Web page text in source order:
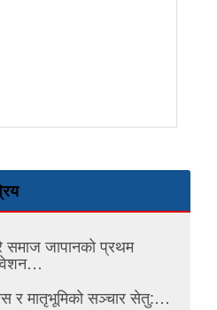
समाज जापानको प्रथम
र मातृभूमिको सञ्चार सेतु:…